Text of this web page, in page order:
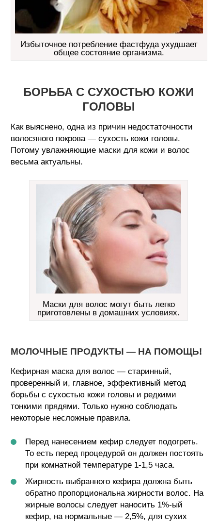
Избыточное потребление фастфуда ухудшает
общее состояние организма.
БОРЬБА С СУХОСТЬЮ КОЖИ
ГОЛОВЫ
Как выяснено, одна из причин недостаточности
волосяного покрова — сухость кожи головы.
Потому увлажняющие маски для кожи и волос
весьма актуальны.
Маски для волос могут быть легко
приготовлены в домашних условиях.
МОЛОЧНЫЕ ПРОДУКТЫ — НА ПОМОЩЬ!
Кефирная маска для волос — старинный,
проверенный и, главное, эффективный метод
борьбы с сухостью кожи головы и редкими
тонкими прядями. Только нужно соблюдать
некоторые несложные правила.
Перед нанесением кефир следует подогреть.
То есть перед процедурой он должен постоять
при комнатной температуре 1-1,5 часа.
Жирность выбранного кефира должна быть
обратно пропорциональна жирности волос. На
жирные волосы следует наносить 1%-ый
кефир, на нормальные — 2,5%, для сухих